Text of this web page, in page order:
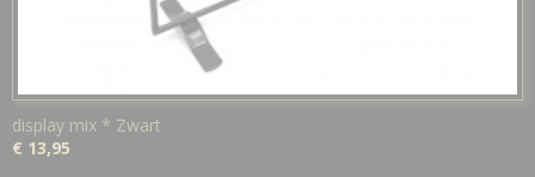
display mix * Zwart
€ 13,95